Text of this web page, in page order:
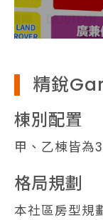
精銳
棟別配置
甲、乙棟皆為
格局規劃
本社區房型規